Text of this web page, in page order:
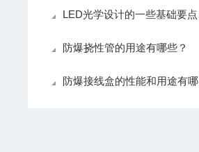
LED光学设计的一些基础要点如：BLD180-LED防爆防腐全塑荧光灯
防爆挠性管的用途有哪些？
防爆接线盒的性能和用途有哪些？